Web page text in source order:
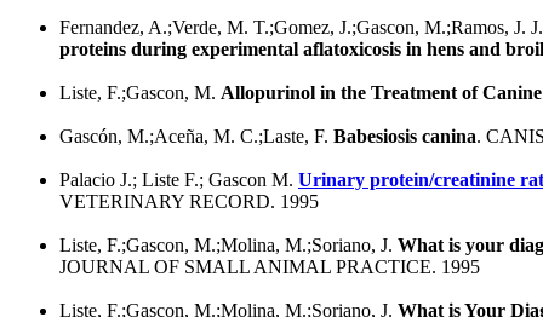
Fernandez, A.;Verde, M. T.;Gomez, J.;Gascon, M.;Ramos, J.
proteins during experimental aflatoxicosis in hens and
Liste, F.;Gascon, M. Allopurinol in the Treatment of
Gascón, M.;Aceña, M. C.;Laste, F. Babesiosis canina.
Palacio J.; Liste F.; Gascon M. Urinary protein/creatinine
VETERINARY RECORD. 1995
Liste, F.;Gascon, M.;Molina, M.;Soriano, J. What is your
JOURNAL OF SMALL ANIMAL PRACTICE. 1995
Liste, F.;Gascon, M.;Molina, M.;Soriano, J. What is Your